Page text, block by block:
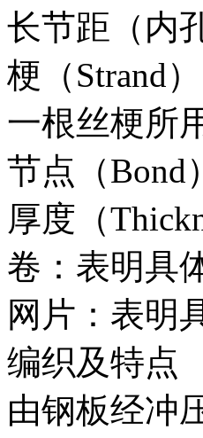
长节距（内
梗（Strand
一根丝梗所
节点（Bond
厚度（
卷：表明具
网片：表明
编织及特点
由钢板经冲